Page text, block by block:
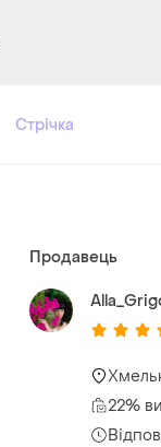
Стрічка
Продавець
22%